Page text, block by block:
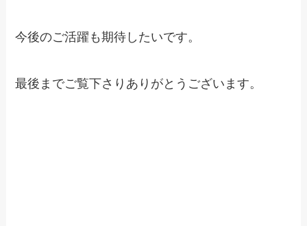
今後のご活躍も期待したいです。
最後までご覧下さりありがとうございます。